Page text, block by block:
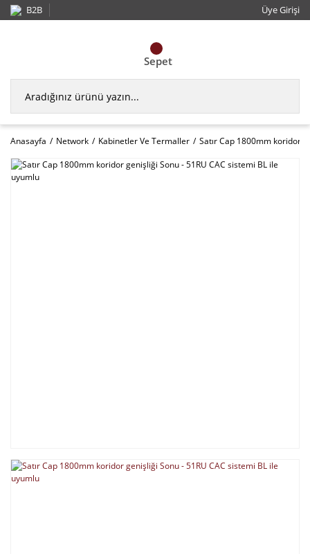
B2B Üye Girişi
Sepet
Anasayfa Network Kabinetler Ve Termaller Satır Cap 1800mm koridor